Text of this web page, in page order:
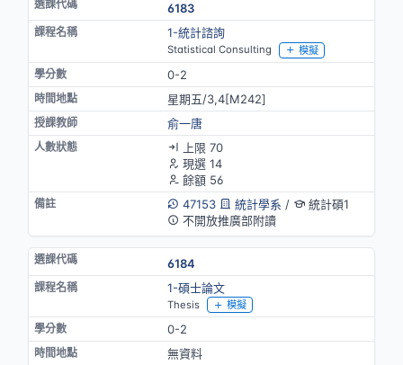
6183
1-統計諮詢
Statistical Consulting 模擬
0-2
星期五/3,4[M242]
俞一唐
上限 70
現選 14
餘額 56
47153
統計學系 /
統計碩1
不開放推廣部附讀
6184
1-碩士論文
Thesis 模擬
0-2
無資料